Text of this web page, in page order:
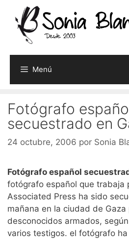
contenido
Menú
Fotógrafo
secuestrado en
24 octubre, 2006 por Sonia
Fotógrafo español
fotógrafo español que trabaja
Associated Press ha sido
mañana en la ciudad de Gaza
desconocidos armados,
varios testigos. el fotógrafo